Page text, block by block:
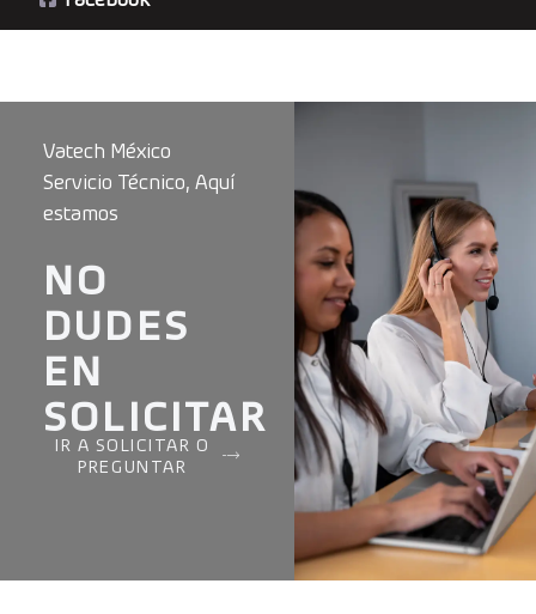
Vatech México
Servicio Técnico, Aquí
estamos
NO
DUDES
EN
SOLICITAR
IR A SOLICITAR O
PREGUNTAR